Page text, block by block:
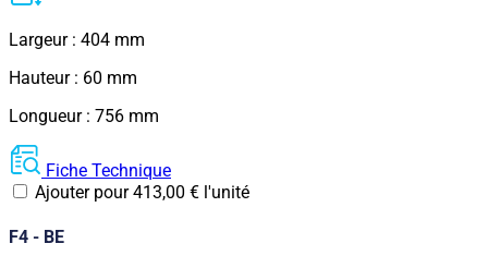
Largeur : 404 mm
Hauteur : 60 mm
Longueur : 756 mm
Fiche Technique
Ajouter pour413,00 € l'unité
F4 - BE